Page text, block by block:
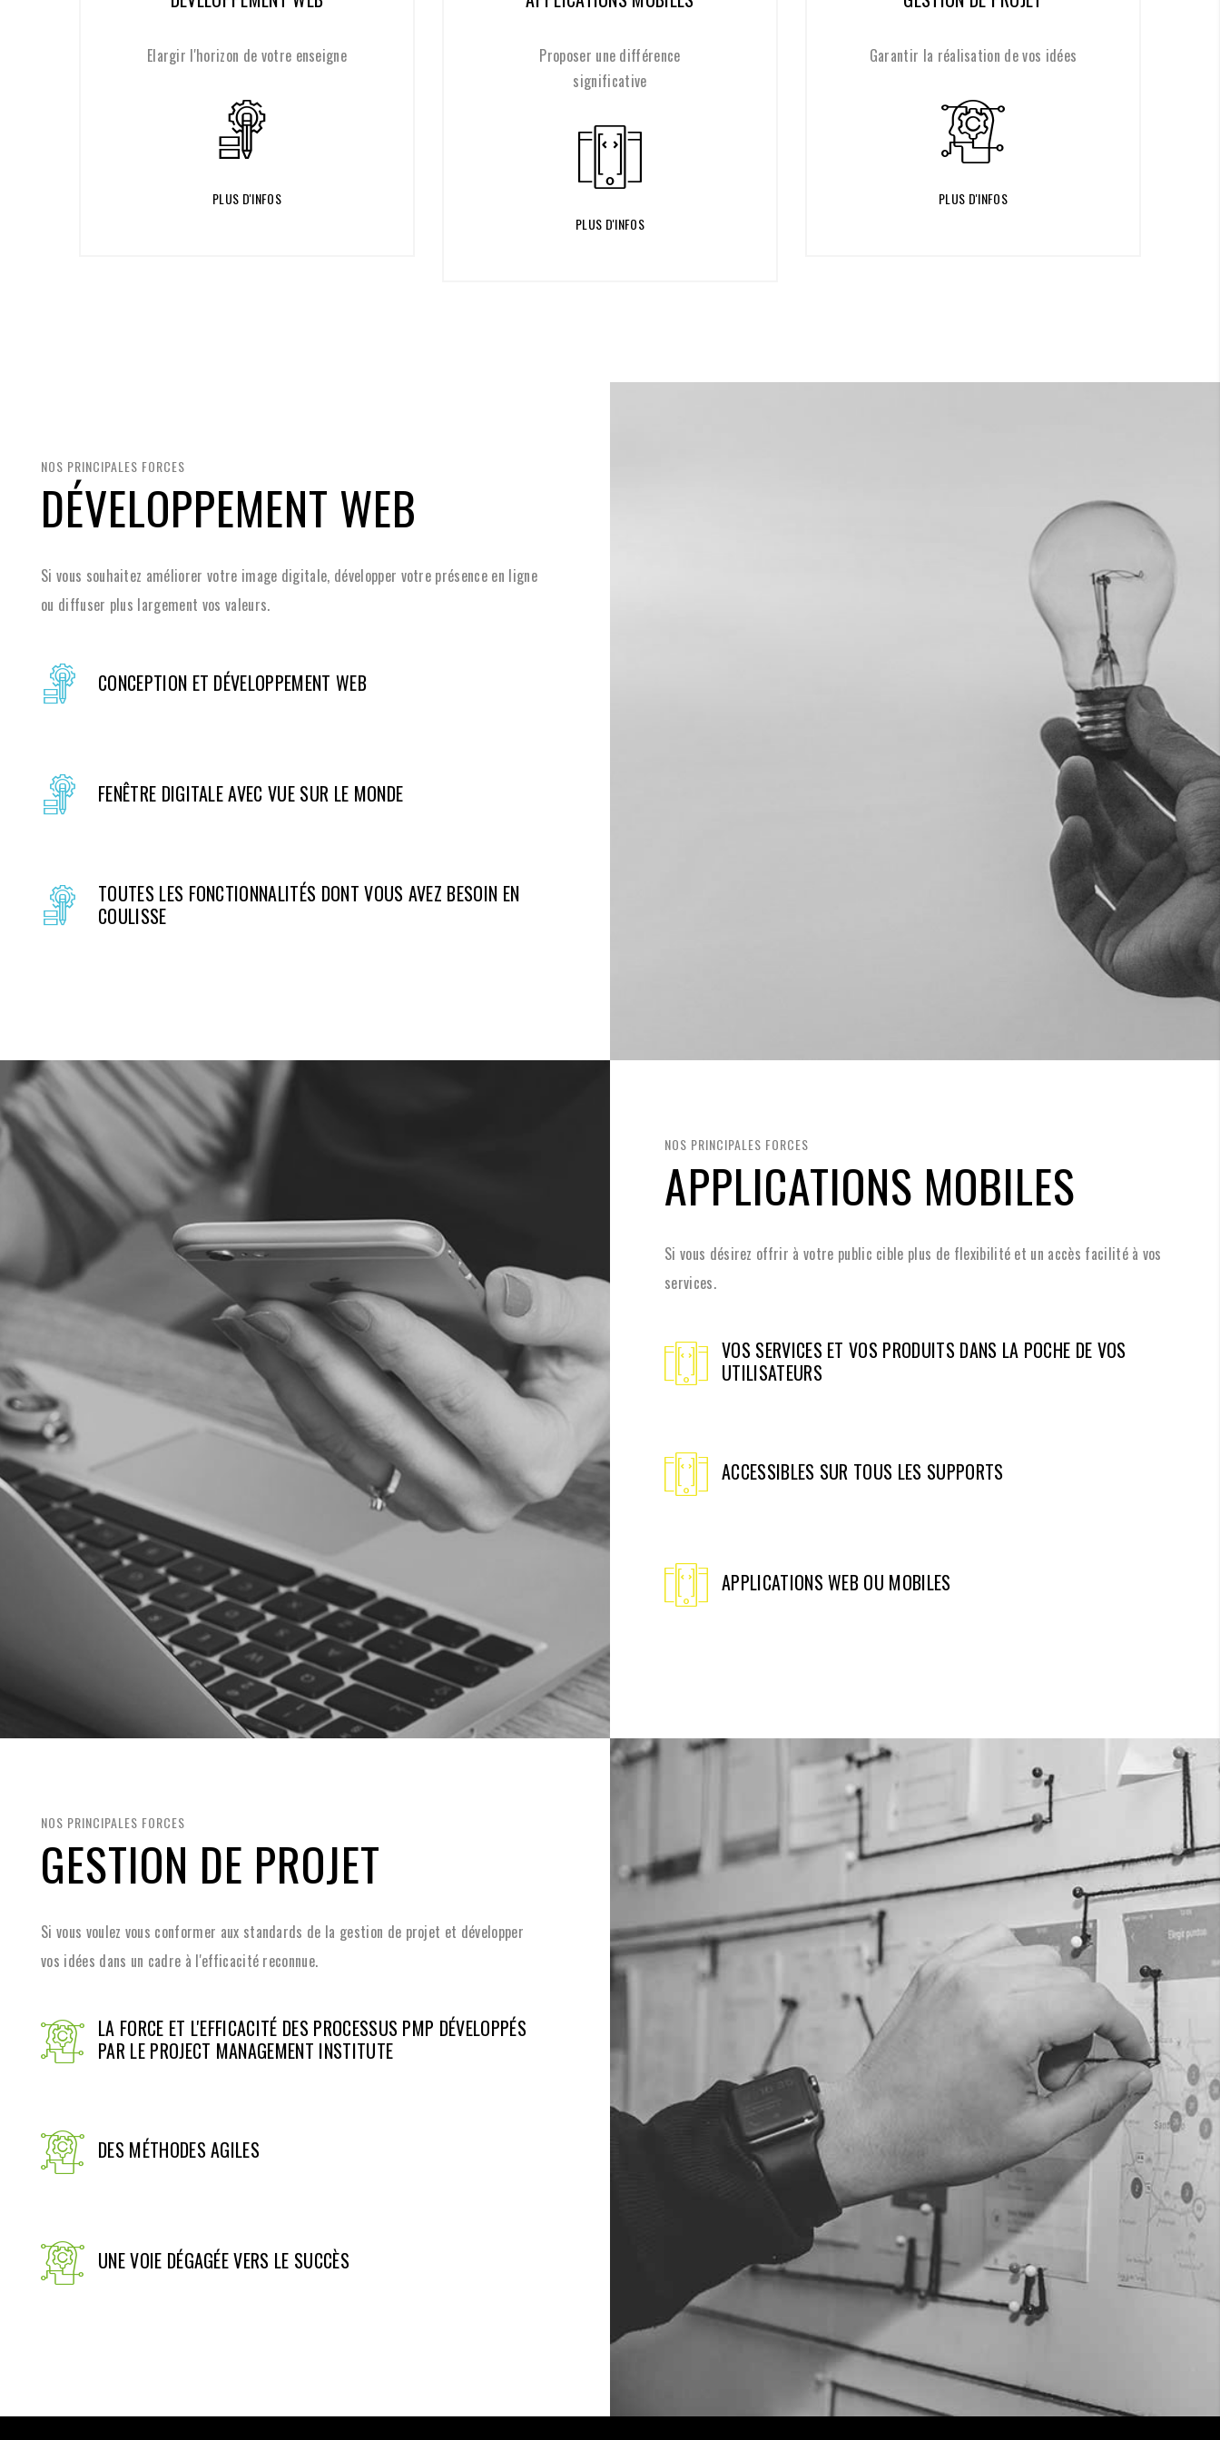
Proposer une différence
Garantir la réalisation de vos idées Elargir l'horizon de votre enseigne
NOS PRINCIPALES FORCES
DÉVELOPPEMENT WEB
Si vous souhaitez améliorer votre image digitale, développer votre présence en ligne
ou diffuser plus largement vos valeurs.
CONCEPTION ET DÉVELOPPEMENT WEB
FENÊTRE DIGITALE AVEC VUE SUR LE MONDE
TOUTES LES FONCTIONNALITÉS DONT VOUS AVEZ BESOIN EN
COULISSE
NOS PRINCIPALES FORCES
APPLICATIONS MOBILES
Si vous désirez offrir à votre public cible plus de flexibilité et un accès facilité à vos
services.
VOS SERVICES ET VOS PRODUITS DANS LA POCHE DE VOS
UTILISATEURS
ACCESSIBLES SUR TOUS LES SUPPORTS
APPLICATIONS WEB OU MOBILES
NOS PRINCIPALES FORCES
GESTION DE PROJET
Si vous voulez vous conformer aux standards de la gestion de projet et développer
vos idées dans un cadre à l'efficacité reconnue.
LA FORCE ET L'EFFICACITÉ DES PROCESSUS PMP DÉVELOPPÉS
PAR LE PROJECT MANAGEMENT INSTITUTE
DES MÉTHODES AGILES
UNE VOIE DÉGAGÉE VERS LE SUCCÈS